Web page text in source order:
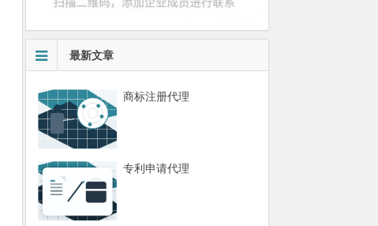
最新文章
商标注册代理
专利申请代理